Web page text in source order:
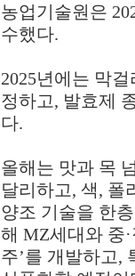
농업기술원은
수했다.
2025년에는 막
정하고, 발효제
다.
올해는 맛과 목
달리하고, 색, 폴
양조 기술을 한
해 MZ세대와 중·
주’를 개발하고,